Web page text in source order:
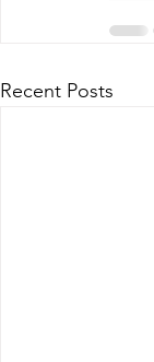
Recent Posts